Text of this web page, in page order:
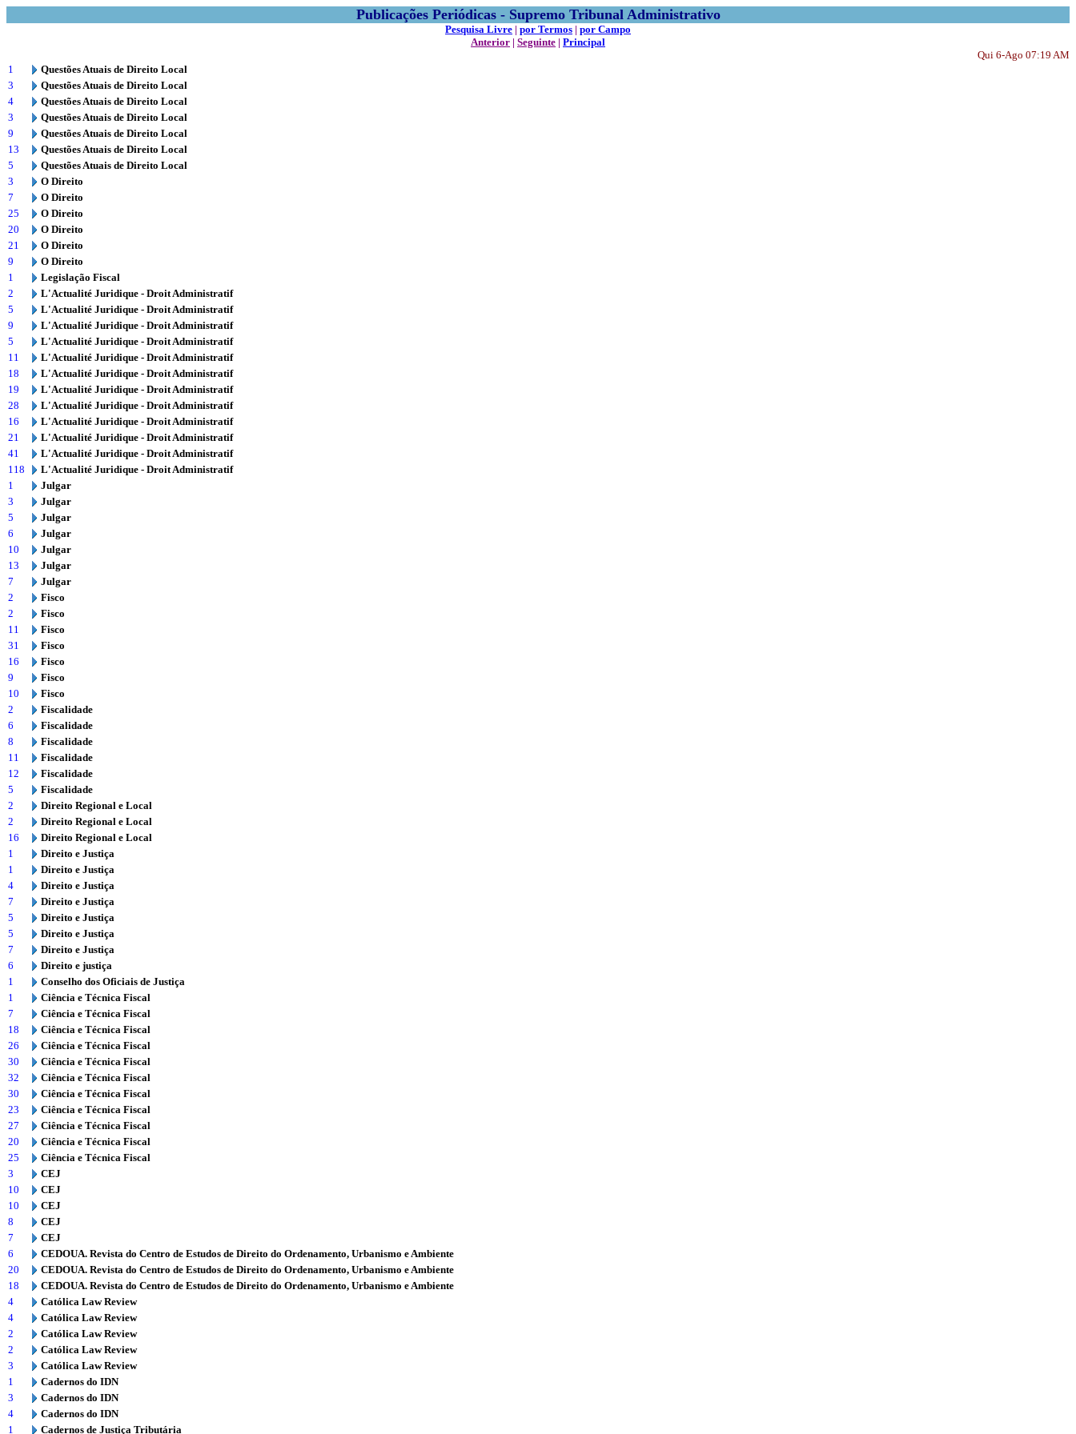
Publicações Periódicas - Supremo Tribunal Administrativo
Pesquisa Livre | por Termos | por Campo
Anterior | Seguinte | Principal
Qui 6-Ago 07:19 AM
1
Questões Atuais de Direito Local
3
Questões Atuais de Direito Local
4
Questões Atuais de Direito Local
3
Questões Atuais de Direito Local
9
Questões Atuais de Direito Local
13
Questões Atuais de Direito Local
5
Questões Atuais de Direito Local
3
O Direito
7
O Direito
25
O Direito
20
O Direito
21
O Direito
9
O Direito
1
Legislação Fiscal
2
L'Actualité Juridique - Droit Administratif
5
L'Actualité Juridique - Droit Administratif
9
L'Actualité Juridique - Droit Administratif
5
L'Actualité Juridique - Droit Administratif
11
L'Actualité Juridique - Droit Administratif
18
L'Actualité Juridique - Droit Administratif
19
L'Actualité Juridique - Droit Administratif
28
L'Actualité Juridique - Droit Administratif
16
L'Actualité Juridique - Droit Administratif
21
L'Actualité Juridique - Droit Administratif
41
L'Actualité Juridique - Droit Administratif
118
L'Actualité Juridique - Droit Administratif
1
Julgar
3
Julgar
5
Julgar
6
Julgar
10
Julgar
13
Julgar
7
Julgar
2
Fisco
2
Fisco
11
Fisco
31
Fisco
16
Fisco
9
Fisco
10
Fisco
2
Fiscalidade
6
Fiscalidade
8
Fiscalidade
11
Fiscalidade
12
Fiscalidade
5
Fiscalidade
2
Direito Regional e Local
2
Direito Regional e Local
16
Direito Regional e Local
1
Direito e Justiça
1
Direito e Justiça
4
Direito e Justiça
7
Direito e Justiça
5
Direito e Justiça
5
Direito e Justiça
7
Direito e Justiça
6
Direito e justiça
1
Conselho dos Oficiais de Justiça
1
Ciência e Técnica Fiscal
7
Ciência e Técnica Fiscal
18
Ciência e Técnica Fiscal
26
Ciência e Técnica Fiscal
30
Ciência e Técnica Fiscal
32
Ciência e Técnica Fiscal
30
Ciência e Técnica Fiscal
23
Ciência e Técnica Fiscal
27
Ciência e Técnica Fiscal
20
Ciência e Técnica Fiscal
25
Ciência e Técnica Fiscal
3
CEJ
10
CEJ
10
CEJ
8
CEJ
7
CEJ
6
CEDOUA. Revista do Centro de Estudos de Direito do Ordenamento, Urbanismo e Ambiente
20
CEDOUA. Revista do Centro de Estudos de Direito do Ordenamento, Urbanismo e Ambiente
18
CEDOUA. Revista do Centro de Estudos de Direito do Ordenamento, Urbanismo e Ambiente
4
Católica Law Review
4
Católica Law Review
2
Católica Law Review
2
Católica Law Review
3
Católica Law Review
1
Cadernos do IDN
3
Cadernos do IDN
4
Cadernos do IDN
1
Cadernos de Justiça Tributária